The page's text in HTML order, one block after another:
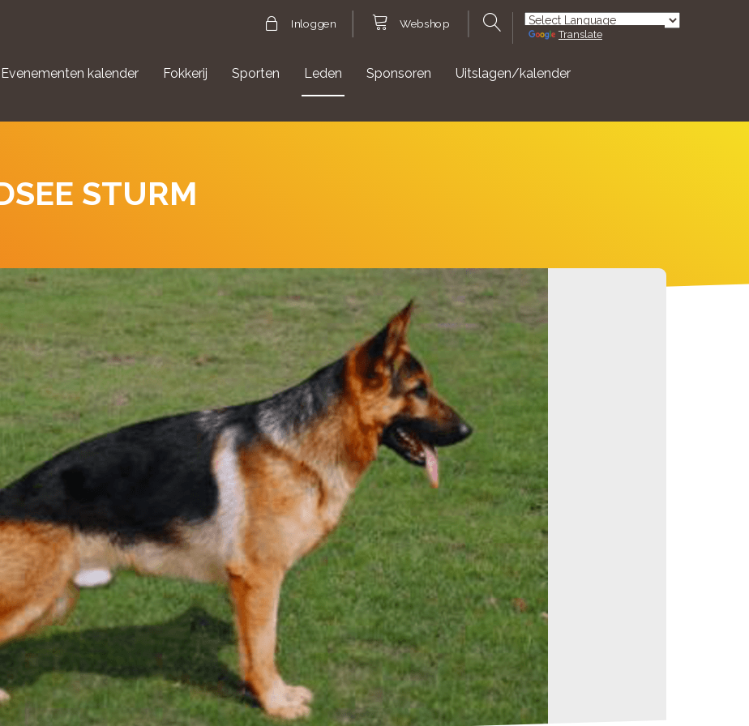
Inloggen Webshop
Powered by
Translate
Evenementen kalender Fokkerij Sporten Leden Sponsoren Uitslagen/kalender
STURM